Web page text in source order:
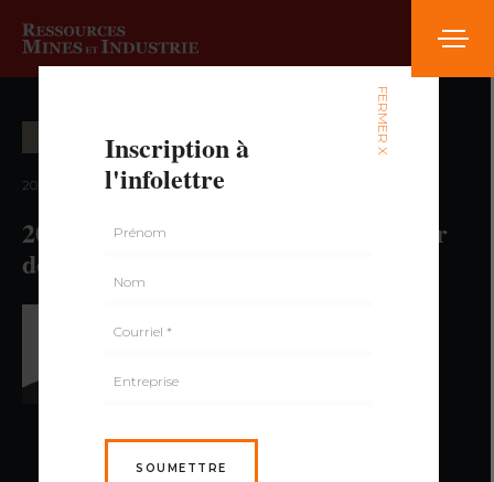
2021 — volume 7, numéro 2
20e anniversaire de SIDEX : au coeur
de l’industrie minière
FERMER X
Inscription à
l'infolettre
SOUMETTRE